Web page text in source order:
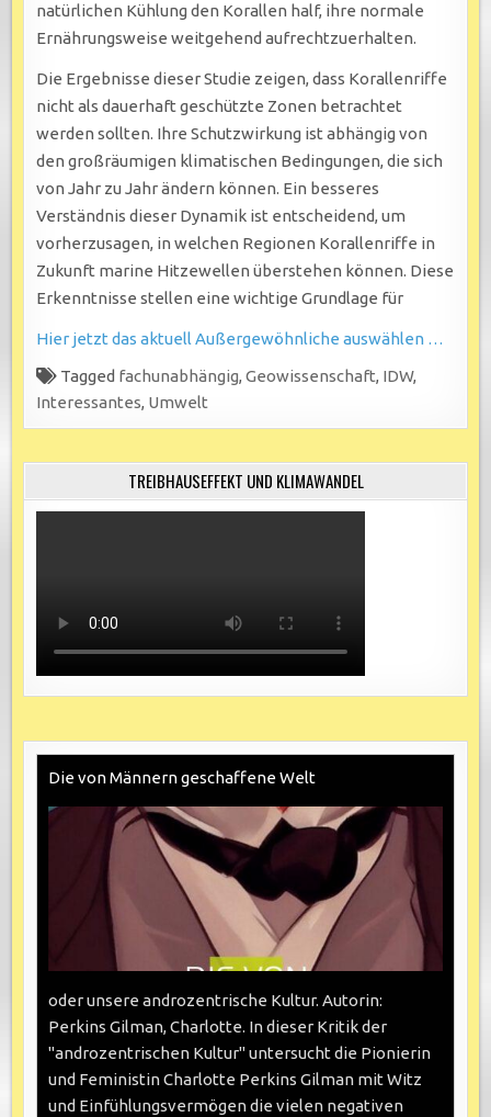
natürlichen Kühlung den Korallen half, ihre normale
Ernährungsweise weitgehend aufrechtzuerhalten.
Die Ergebnisse dieser Studie zeigen, dass Korallenriffe
nicht als dauerhaft geschützte Zonen betrachtet
werden sollten. Ihre Schutzwirkung ist abhängig von
den großräumigen klimatischen Bedingungen, die sich
von Jahr zu Jahr ändern können. Ein besseres
Verständnis dieser Dynamik ist entscheidend, um
vorherzusagen, in welchen Regionen Korallenriffe in
Zukunft marine Hitzewellen überstehen können. Diese
Erkenntnisse stellen eine wichtige Grundlage für
Hier jetzt das aktuell Außergewöhnliche auswählen …
Tagged fachunabhängig,Geowissenschaft, IDW,
Interessantes, Umwelt
TREIBHAUSEFFEKT UND KLIMAWANDEL
Die von Männern geschaffene Welt
oder unsere androzentrische Kultur. Autorin:
Perkins Gilman, Charlotte. In dieser Kritik der
"androzentrischen Kultur" untersucht die Pionierin
und Feministin Charlotte Perkins Gilman mit Witz
und Einfühlungsvermögen die vielen negativen